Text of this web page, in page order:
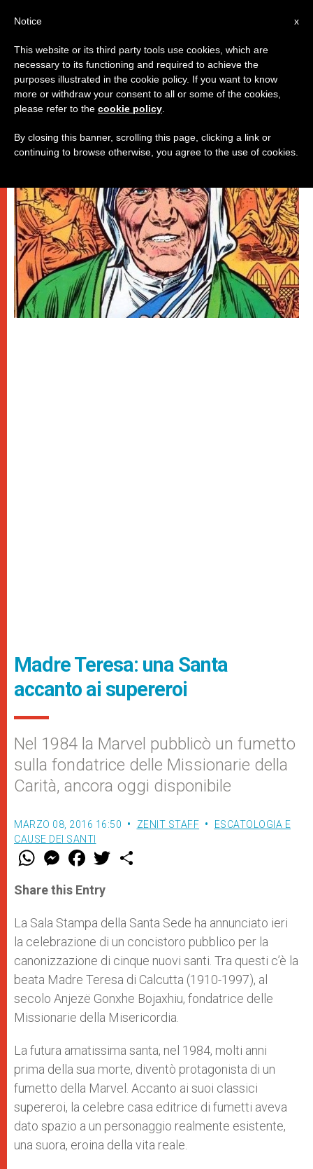
ESCATOLOGIA E CAUSE DEI SANTI
Madre Teresa: una Santa
accanto ai supereroi
Nel 1984 la Marvel pubblicò un fumetto
sulla fondatrice delle Missionarie della
Carità, ancora oggi disponibile
MARZO 08, 2016 16:50 ZENIT STAFF
ESCATOLOGIA E
CAUSE DEI SANTI
W
t
s
p
p
M
e
s
e
g
e
r
F
a
e
b
o
k
w
r
Share this Entry
La Sala Stampa della Santa Sede ha annunciato ieri
la celebrazione di un concistoro pubblico per la
canonizzazione di cinque nuovi santi. Tra questi c’è la
beata Madre Teresa di Calcutta (1910-1997), al
secolo Anjezë Gonxhe Bojaxhiu, fondatrice delle
Missionarie della Misericordia.
La futura amatissima santa, nel 1984, molti anni
prima della sua morte, diventò protagonista di un
fumetto della Marvel. Accanto ai suoi classici
supereroi, la celebre casa editrice di fumetti aveva
dato spazio a un personaggio realmente esistente,
una suora, eroina della vita reale.
x
Notice
This website or its third party tools use cookies, which are
necessary to its functioning and required to achieve the
purposes illustrated in the cookie policy. If you want to know
more or withdraw your consent to all or some of the cookies,
please refer to the cookie policy
By closing this banner, scrolling this page, clicking a link or
continuing to browse otherwise, you agree to the use of cookies.